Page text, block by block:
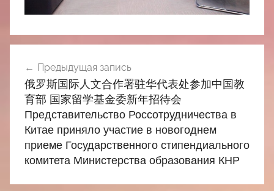
по
записям
Предыдущая запись
俄罗斯国际人文合作署驻华代表处参加中国教
育部 国家留学基金委新年招待会
Представительство Россотрудничества в
Китае приняло участие в новогоднем
приеме Государственного стипендиального
комитета Министерства образования КНР